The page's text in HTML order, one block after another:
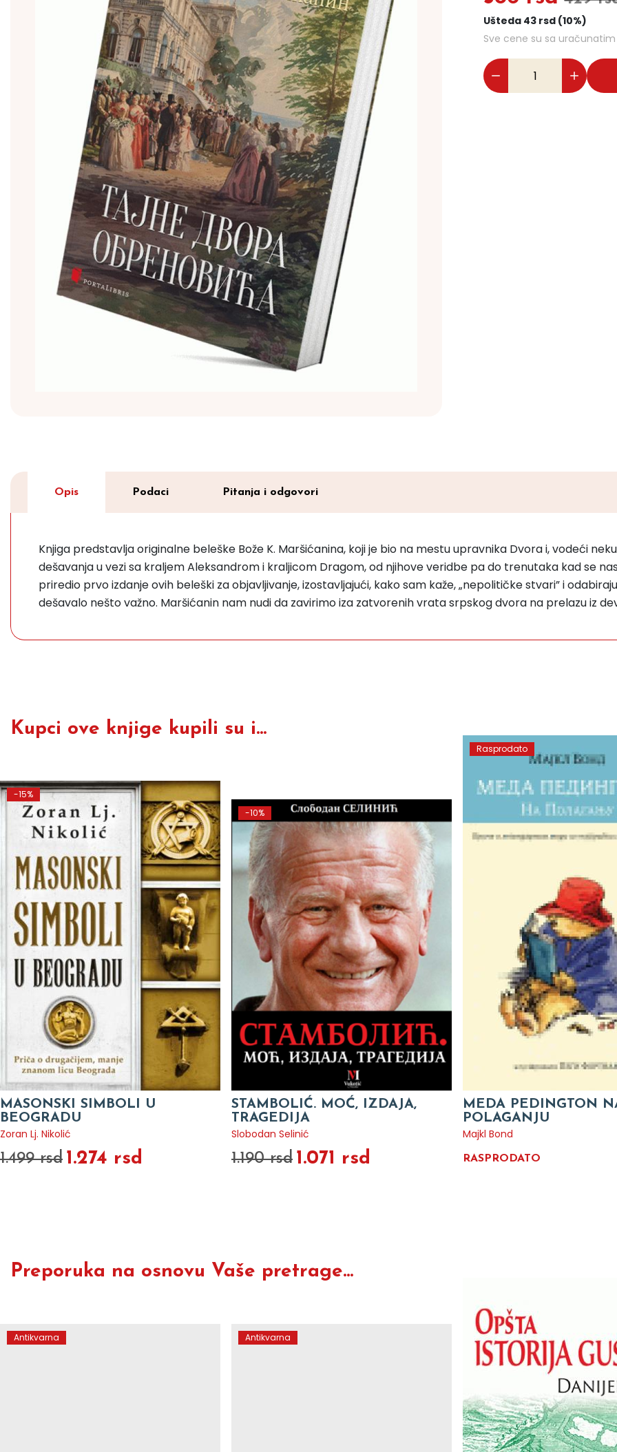
Ušteda 43 rsd (10%)
Sve cene su sa
Opis Podaci Pitanja i odgovori
Knjiga predstavlja originalne beleške Bože K. Maršićanina, koji je bio na mestu upravnika Dvora i, vodeći
dešavanja u vezi sa kraljem Aleksandrom i kraljicom Dragom, od njihove veridbe pa do trenutaka kad se
priredio prvo izdanje ovih beleški za objavljivanje, izostavljajući, kako sam kaže, „nepolitičke stvari” i
dešavalo nešto važno. Maršićanin nam nudi da zavirimo iza zatvorenih vrata srpskog dvora na prelazu iz
Kupci ove knjige kupili su i...
-15%
MASONSKI SIMBOLI U
BEOGRADU
Zoran Lj. Nikolić
1.499 rsd 1.274 rsd
-10%
STAMBOLIĆ. MOĆ, IZDAJA,
TRAGEDIJA
Slobodan Selinić
1.190 rsd 1.071 rsd
Rasprodato
MEDA PEDINGTON
POLAGANJU
Majkl Bond
RASPRODATO
Preporuka na osnovu Vaše pretrage...
Antikvarna Antikvarna